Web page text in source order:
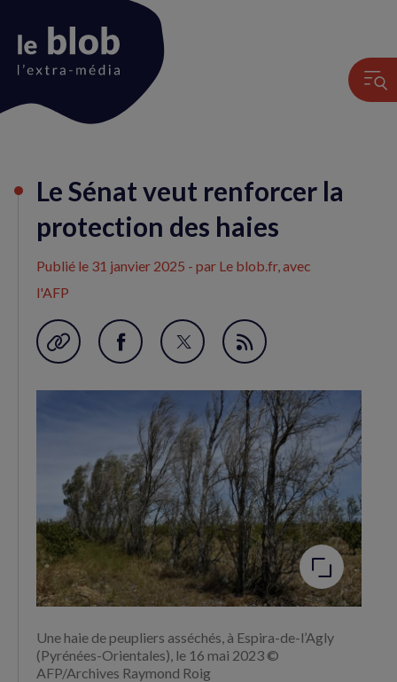
du
Le Sénat veut renforcer la
protection des haies
Publié le 31 janvier 2025 - par Le blob.fr, avec
l'AFP
Garder en favori
Partager
Facebook
(nouvelle
fenêtre)
Partager
Twitter
(nouvelle
fenêtre)
Flux
Agrandir
l'image
Une haie de peupliers asséchés, à Espira-de-l’Agly
(Pyrénées-Orientales), le 16 mai 2023 ©
AFP/Archives Raymond Roig